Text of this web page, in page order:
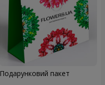
Подарунковий пакет